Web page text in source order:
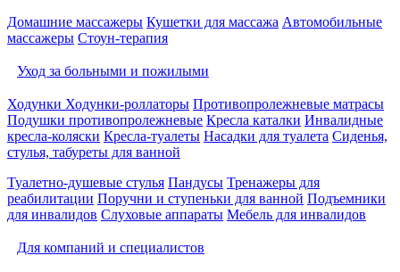
Домашние массажеры Кушетки для массажа Автомобильные
массажеры Стоун-терапия
Уход за больными и пожилыми
Ходунки Ходунки-роллаторы Противопролежневые матрасы
Подушки противопролежневые Кресла каталки Инвалидные
кресла-коляски Кресла-туалеты Насадки для туалета Сиденья,
стулья, табуреты для ванной
Туалетно-душевые стулья Пандусы Тренажеры для
реабилитации Поручни и ступеньки для ванной Подъемники
для инвалидов Слуховые аппараты Мебель для инвалидов
Для компаний и специалистов